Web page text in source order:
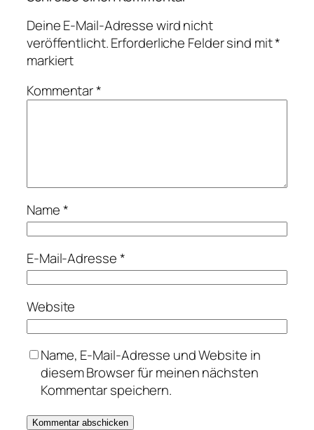
Deine E-Mail-Adresse wird nicht
veröffentlicht.Erforderliche Felder sind mit*
markiert
Kommentar*
Name*
E-Mail-Adresse*
Website
Name, E-Mail-Adresse und Website in
diesem Browser für meinen nächsten
Kommentar speichern.